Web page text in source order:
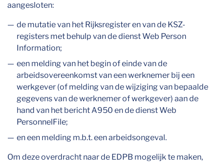
aangesloten:
de mutatie van het Rijksregister en van de KSZ-
registers met behulp van de dienst Web Person
Information;
een melding van het begin of einde van de
arbeidsovereenkomst van een werknemer bij een
werkgever (of melding van de wijziging van bepaalde
gegevens van de werknemer of werkgever) aan de
hand van het bericht A950 en de dienst Web
PersonnelFile;
en een melding m.b.t. een arbeidsongeval.
Om deze overdracht naar de EDPB mogelijk te maken,